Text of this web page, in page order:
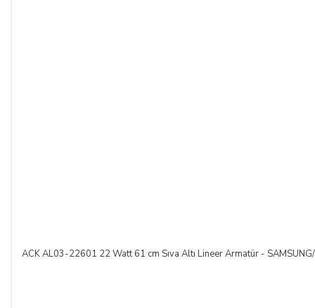
ACK AL03-22601 22 Watt 61 cm Sıva Altı Lineer Armatür -